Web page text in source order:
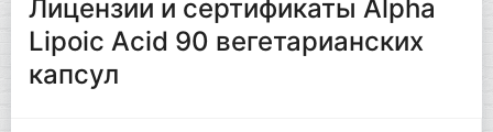
Лицензии и сертификаты Alpha
Lipoic Acid 90 вегетарианских
капсул